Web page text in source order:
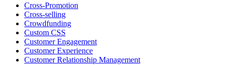
Cross-Promotion
Cross-selling
Crowdfunding
Custom CSS
Customer Engagement
Customer Experience
Customer Relationship Management